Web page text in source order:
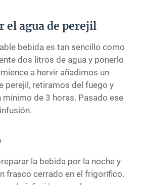
el agua de perejil
bebida es tan sencillo como
dos litros de agua y ponerlo
a hervir añadimos un
perejil, retiramos del fuego y
de 3 horas. Pasado ese
la bebida por la noche y
frasco cerrado en el frigorífico.